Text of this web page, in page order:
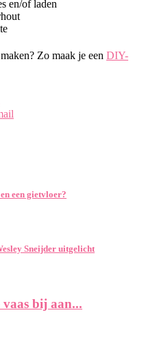
en/of laden
Zo maak je een DIY-
een gietvloer?
Sneijder uitgelicht
bij aan...